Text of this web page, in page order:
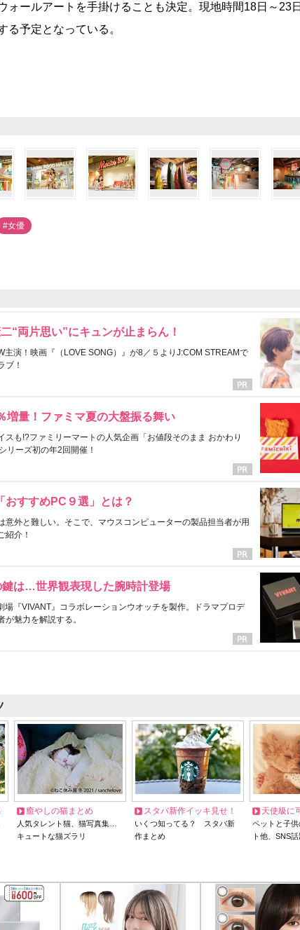
ォールアートを手掛けることも決定。現地時間18日～23
る予定となっている。
#女優
“両片思い”にキュンが止まらん！
主演！映画『（LOVE SONG）』が8／５よりJ:COM STREAMで
ブ！
増量！ファミマ夏の大盤振る舞い
スも!?ファミリーマートの人気企画「お値段そのまま おかわり
リーズ初の年2回開催！
おすすめPC９選」とは？
意外と難しい。そこで、マウスコンピューターの製品担当者が用
紹介！
鍵は…世界観表現した腕時計登場
場『VIVANT』コラボレーションウオッチを製作。ドラマプロデ
が魅力を解説する。
癒やしの猫まとめ
人気タレント猫、猫写真集…
キュートな猫ズラリ
スタバ新作イッキ見せ！
いくつ知ってる？ スタバ新
作まとめ
天使級に
ペットと子
ト他、SNS